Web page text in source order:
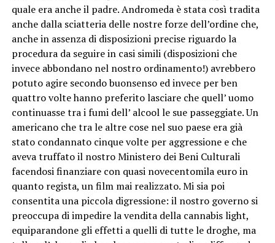
quale era anche il padre. Andromeda è stata così tradita
anche dalla sciatteria delle nostre forze dell’ordine che,
anche in assenza di disposizioni precise riguardo la
procedura da seguire in casi simili (disposizioni che
invece abbondano nel nostro ordinamento!) avrebbero
potuto agire secondo buonsenso ed invece per ben
quattro volte hanno preferito lasciare che quell’ uomo
continuasse tra i fumi dell’ alcool le sue passeggiate. Un
americano che tra le altre cose nel suo paese era già
stato condannato cinque volte per aggressione e che
aveva truffato il nostro Ministero dei Beni Culturali
facendosi finanziare con quasi novecentomila euro in
quanto regista, un film mai realizzato. Mi sia poi
consentita una piccola digressione: il nostro governo si
preoccupa di impedire la vendita della cannabis light,
equiparandone gli effetti a quelli di tutte le droghe, ma